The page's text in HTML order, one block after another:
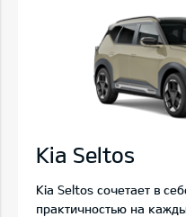
Kia Seltos
Kia Seltos сочетает в
практичностью на